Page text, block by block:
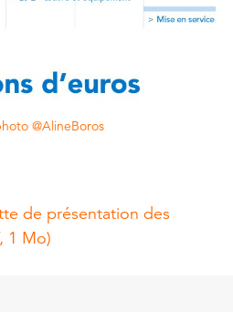
@AlineBoros
de présentation des
1 Mo)